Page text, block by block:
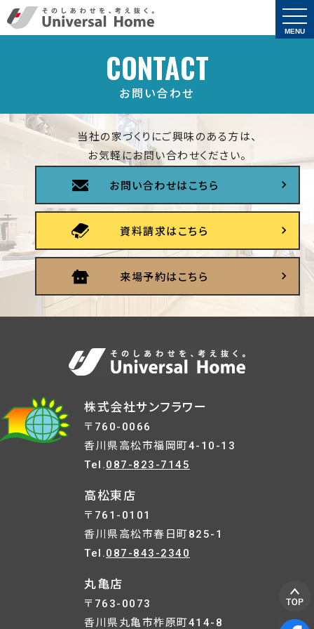
CONTACT
お問い合わせ
当社の家づくりにご興味のある方は、
お気軽にお問い合わせください。
お問い合わせはこちら
資料請求はこちら
来場予約はこちら
株式会社サンフラワー
〒760-0066
香川県高松市福岡町4-10-13
Tel.087-823-7145
高松東店
〒761-0101
香川県高松市春日町825-1
Tel.087-843-2340
丸亀店
〒763-0073
香川県丸亀市柞原町414-8
MENU